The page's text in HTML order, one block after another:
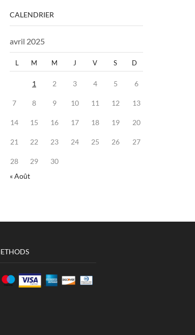
CALENDRIER
avril 2025
L M M J V S D
1 2 3 4 5 6
7 8 9 10 11 12 13
14 15 16 17 18 19 20
21 22 23 24 25 26 27
28 29
30
« Août